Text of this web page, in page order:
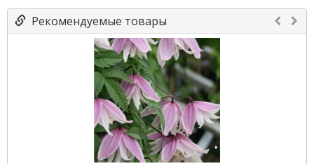
Рекомендуемые товары